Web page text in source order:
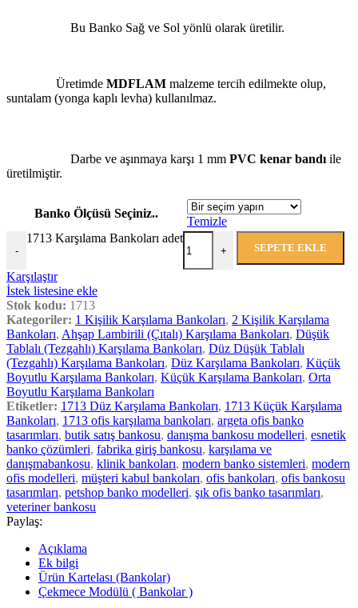
Bu Banko Sağ ve Sol yönlü olarak üretilir.
Üretimde MDFLAM malzeme tercih edilmekte olup,
suntalam (yonga kaplı levha) kullanılmaz.
Darbe ve aşınmaya karşı 1 mm PVC kenar bandı ile
üretilmiştir.
Banko Ölçüsü Seçiniz..
Temizle
-
1713 Karşılama Bankoları adet
+ SEPETE EKLE
Karşılaştır
İstek listesine ekle
Stok kodu: 1713
Kategoriler: 1 Kişilik Karşılama Bankoları, 2 Kişilik Karşılama
Bankoları, Ahşap Lambirili (Çıtalı) Karşılama Bankoları, Düşük
Tablalı (Tezgahlı) Karşılama Bankoları, Düz Düşük Tablalı
(Tezgahlı) Karşılama Bankoları, Düz Karşılama Bankoları, Küçük
Boyutlu Karşılama Bankoları, Küçük Karşılama Bankoları, Orta
Boyutlu Karşılama Bankoları
Etiketler: 1713 Düz Karşılama Bankoları, 1713 Küçük Karşılama
Bankoları, 1713 ofis karşılama bankoları, argeta ofis banko
tasarımları, butik satış bankosu, danışma bankosu modelleri, esnetik
banko çözümleri, fabrika giriş bankosu, karşılama ve
danışmabankosu, klinik bankoları, modern banko sistemleri, modern
ofis modelleri, müşteri kabul bankoları, ofis bankoları, ofis bankosu
tasarımları, petshop banko modelleri, şık ofis banko tasarımları,
veteriner bankosu
Paylaş:
Açıklama
Ek bilgi
Ürün Kartelası (Bankolar)
Çekmece Modülü ( Bankolar )